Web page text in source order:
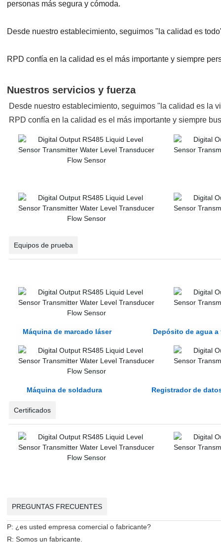
personas más segura y cómoda.
Desde nuestro establecimiento, seguimos "la calidad es
RPD confía en la calidad es el más importante y siempre
Nuestros servicios y fuerza
Desde nuestro establecimiento, seguimos "la calidad es la
RPD confía en la calidad es el más importante y siempre
Equipos de prueba
Máquina de marcado láser Depósito de agua
Máquina de soldadura Registrador de
Certificados
PREGUNTAS FRECUENTES
P: ¿es usted empresa comercial o fabricante?
R: Somos un fabricante.